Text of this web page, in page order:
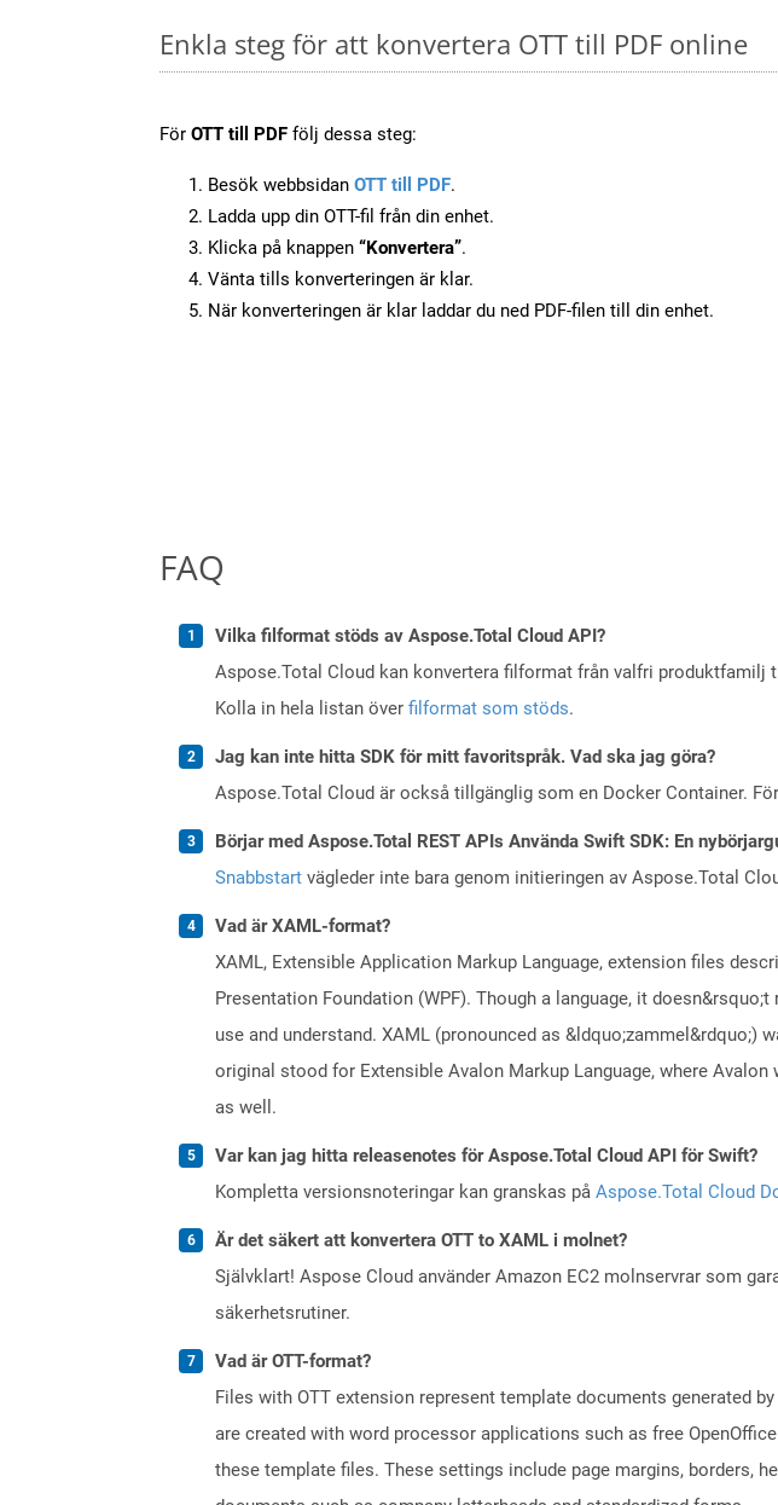
Enkla steg för att konvertera OTT till PDF online
För OTT till PDF följ dessa steg:
Besök webbsidan OTT till PDF.
Ladda upp din OTT-fil från din enhet.
Klicka på knappen “Konvertera”.
Vänta tills konverteringen är klar.
När konverteringen är klar laddar du ned PDF-filen till din enhet.
FAQ
Vilka filformat stöds av Aspose.Total Cloud API?
Aspose.Total Cloud kan konvertera filformat från valfri produktfamilj
Kolla in hela listan över filformat som stöds.
Jag kan inte hitta SDK för mitt favoritspråk. Vad ska jag göra?
Aspose.Total Cloud är också tillgänglig som en Docker Container.
Börjar med Aspose.Total REST APIs Använda Swift SDK: En
Snabbstart vägleder inte bara genom initieringen av Aspose.Total
Vad är XAML-format?
XAML, Extensible Application Markup Language, extension files
Presentation Foundation (WPF). Though a language, it
use and understand. XAML (pronounced as
original stood for Extensible Avalon Markup Language, where
as well.
Var kan jag hitta releasenotes för Aspose.Total Cloud API för Swift?
Kompletta versionsnoteringar kan granskas på Aspose.Total Cloud
Är det säkert att konvertera OTT to XAML i molnet?
Självklart! Aspose Cloud använder Amazon EC2 molnservrar som
säkerhetsrutiner.
Vad är OTT-format?
Files with OTT extension represent template documents generated
are created with word processor applications such as free
these template files. These settings include page margins, borders,